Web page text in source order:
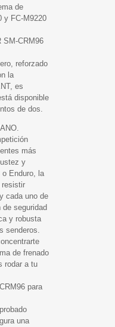
de
y FC-M9220
SM-CRM96
reforzado
la
es
disponible
de dos.
más
y
o Enduro, la
resistir
cada uno de
seguridad
y robusta
senderos.
de frenado
rodar a tu
para
una